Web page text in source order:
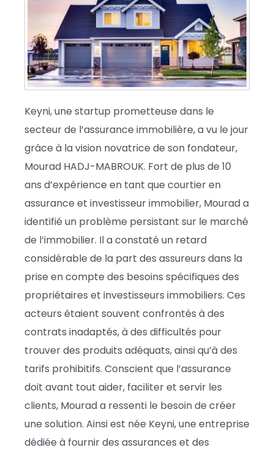
Keyni, une startup prometteuse dans le
secteur de l’assurance immobilière, a vu le jour
grâce à la vision novatrice de son fondateur,
Mourad HADJ-MABROUK. Fort de plus de 10
ans d’expérience en tant que courtier en
assurance et investisseur immobilier, Mourad a
identifié un problème persistant sur le marché
de l’immobilier. Il a constaté un retard
considérable de la part des assureurs dans la
prise en compte des besoins spécifiques des
propriétaires et investisseurs immobiliers. Ces
acteurs étaient souvent confrontés à des
contrats inadaptés, à des difficultés pour
trouver des produits adéquats, ainsi qu’à des
tarifs prohibitifs. Conscient que l’assurance
doit avant tout aider, faciliter et servir les
clients, Mourad a ressenti le besoin de créer
une solution. Ainsi est née Keyni, une entreprise
dédiée à fournir des assurances et des